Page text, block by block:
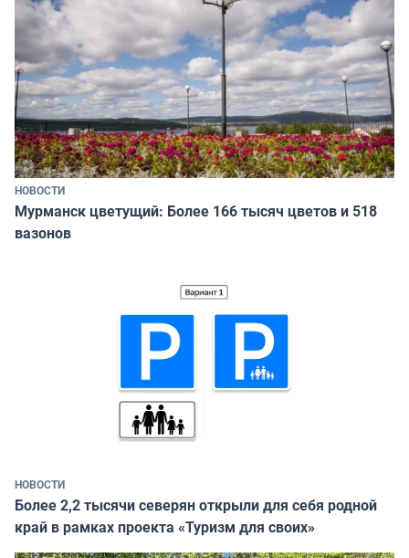
НОВОСТИ
Мурманск цветущий: Более 166 тысяч цветов и 518
вазонов
НОВОСТИ
Более 2,2 тысячи северян открыли для себя родной
край в рамках проекта «Туризм для своих»